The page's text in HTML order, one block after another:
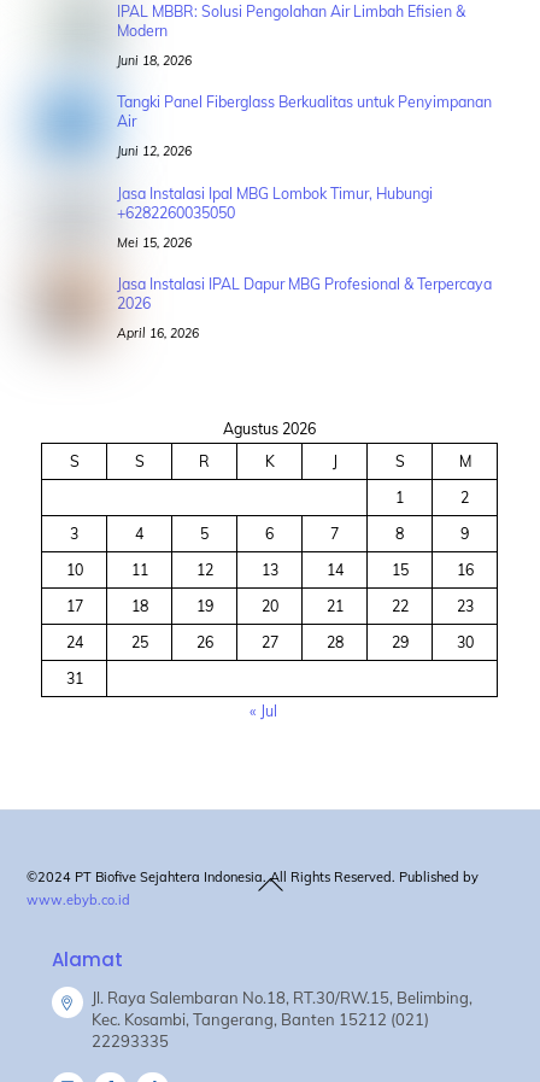
IPAL MBBR: Solusi Pengolahan Air Limbah Efisien &
Modern
Juni 18, 2026
Tangki Panel Fiberglass Berkualitas untuk Penyimpanan
Air
Juni 12, 2026
Jasa Instalasi Ipal MBG Lombok Timur, Hubungi
+6282260035050
Mei 15, 2026
Jasa Instalasi IPAL Dapur MBG Profesional & Terpercaya
2026
April 16, 2026
Agustus 2026
S
S R K S
M
1
2
3
4 5 6 7 8
9
10
11 12 13 14 15
16
17
18 19 20 21 22
23
24
25 26 27 28 29
30
31
« Jul
Back
©2024 PT Biofive Sejahtera Indonesia. All Rights Reserved. Published by
www.ebyb.co.id
Alamat
Jl. Raya Salembaran No.18, RT.30/RW.15, Belimbing,
Kec. Kosambi, Tangerang, Banten 15212 (021)
22293335